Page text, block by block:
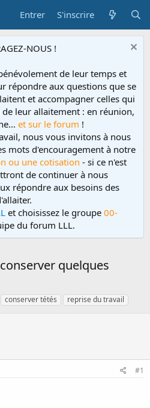
Entrer S'inscrire
NOUS !
de leur temps et
répondre aux questions que se
et accompagner celles qui
leur allaitement : en réunion,
et sur le forum !
nous vous invitons à nous
mots d'encouragement à notre
ou une cotisation - si ce n'est
de continuer à nous
répondre aux besoins des
et choisissez le groupe 00-
du forum LLL.
quelques
Tconserver tétés reprise du travail
#1